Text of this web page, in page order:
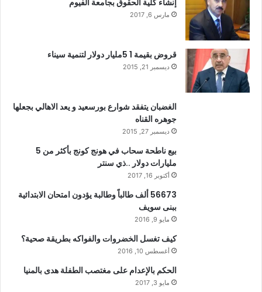
مارس 6, 2017
قروض بقيمة 1 5مليار دولار لتنمية سيناء
ديسمبر 21, 2015
الغضبان يتفقد شوارع بورسعيد و يعد الاهالي بجعلها
جوهره القناه
ديسمبر 27, 2015
بيع ناطحة سحاب في هونج كونج بأكثر من 5
مليارات دولار ..ذي سنتر
أكتوبر 16, 2017
56673 ألف طالباً وطالبة يؤدون امتحان الابتدائية
ببنى سويف
مايو 9, 2016
كيف تغسل الخضروات والفواكه بطريقة صحية؟
أغسطس 10, 2016
الحكم بالإعدام على مغتصب الطفلة هدى بالمنيا
مايو 3, 2017